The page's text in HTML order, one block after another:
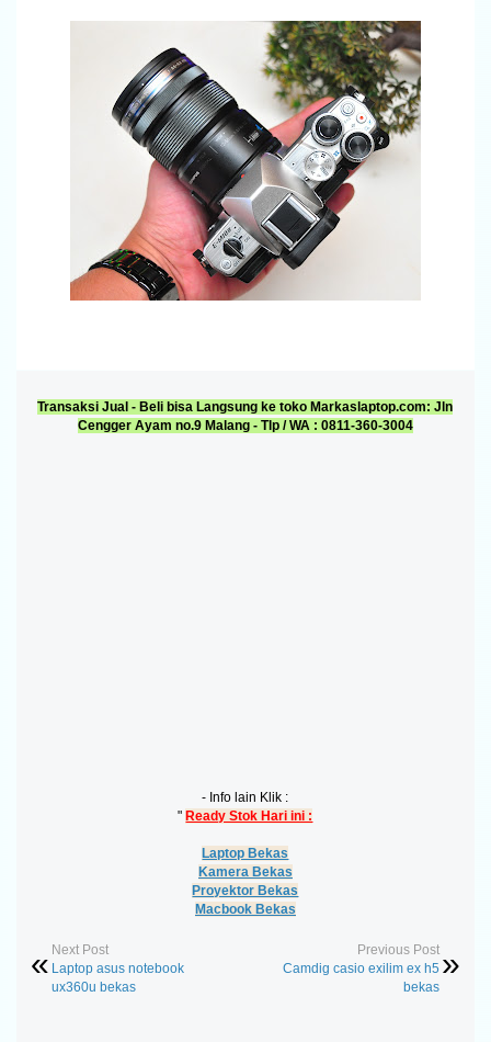
Transaksi Jual - Beli bisa Langsung ke toko Markaslaptop.com: Jln
Cengger Ayam no.9 Malang - Tlp / WA : 0811-360-3004
- Info lain Klik :
"Ready Stok Hari ini :
Laptop Bekas
Kamera Bekas
Proyektor Bekas
Macbook Bekas
Next Post
Laptop asus notebook
ux360u bekas
Previous Post
Camdig casio exilim ex h5
bekas